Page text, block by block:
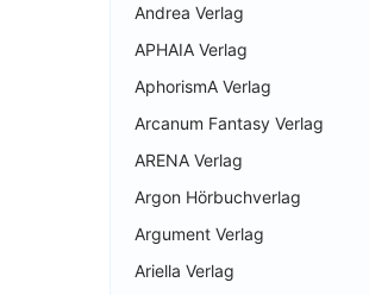
Andrea Verlag
APHAIA Verlag
AphorismA Verlag
Arcanum Fantasy Verlag
ARENA Verlag
Argon Hörbuchverlag
Argument Verlag
Ariella Verlag